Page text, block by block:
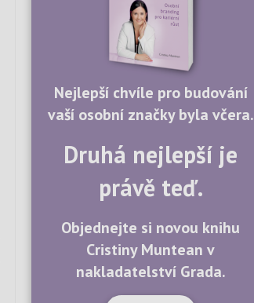
Nejlepší chvíle pro budování
vaší osobní značky byla včera.
Druhá nejlepší je
právě teď.
Objednejte si novou knihu
Cristiny Muntean v
nakladatelství Grada.